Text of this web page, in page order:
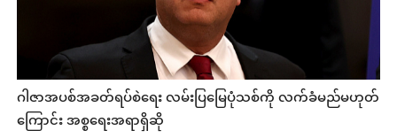
ဂါဇာအပစ်အခတ်ရပ်စဲရေး လမ်းပြမြေပုံသစ်ကို လက်ခံမည်မဟုတ်
ကြောင်း အစ္စရေးအရာရှိဆို